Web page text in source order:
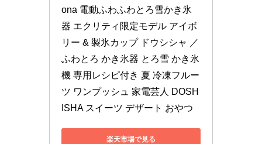
ona 電動ふわふわとろ雪かき氷
器 エクリティ限定モデル アイボ
リー & 製氷カップ ドウシシャ ／
ふわとろ かき氷器 とろ雪 かき氷
機 専用レシピ付き 夏 冷凍フルー
ツ ワンプッシュ 家電芸人 DOSH
ISHA スイーツ デザート おやつ
楽天市場で見る